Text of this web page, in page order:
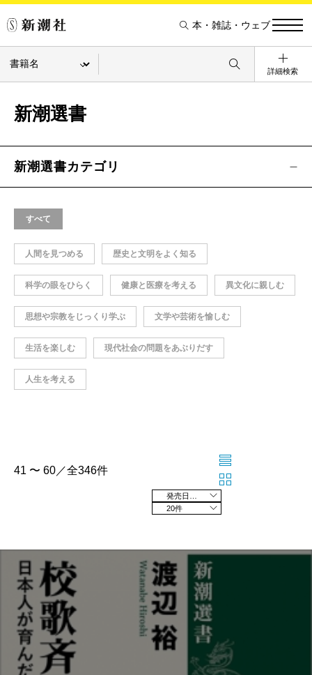
本・雑誌・ウェブ
詳細検索
新潮選書
新潮選書カテゴリ
すべて
人間を見つめる 歴史と文明をよく知る
科学の眼をひらく 健康と医療を考える 異文化に親しむ
思想や宗教をじっくり学ぶ 文学や芸術を愉しむ
生活を楽しむ 現代社会の問題をあぶりだす
人生を考える
41 〜 60／全346件
20件